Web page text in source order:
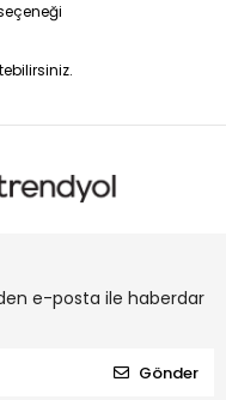
e-posta ile haberdar
Gönder